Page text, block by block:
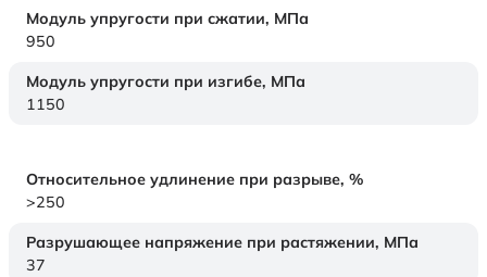
Модуль упругости при сжатии, МПа
950
Модуль упругости при изгибе, МПа
1150
Относительное удлинение при разрыве, %
>250
Разрушающее напряжение при растяжении, МПа
37